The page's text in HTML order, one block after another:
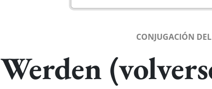
CONJUGACIÓN
Werden